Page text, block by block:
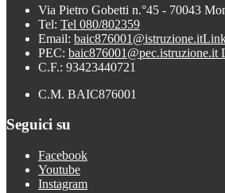
Via Pietro Gobetti n.°45 - 70043
Tel: Tel 080/802359
Email: baic876001@istruzione.it
PEC: baic876001@pec.istruzione.it
C.F.: 93423440721
C.M. BAIC876001
Seguici su
Facebook
Youtube
Instagram